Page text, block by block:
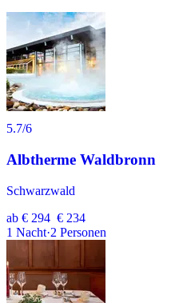
5.7/6
Albtherme Waldbronn
Schwarzwald
ab € 294 € 234
1 Nacht·2 Personen